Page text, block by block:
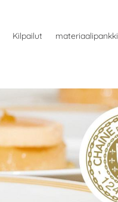
Kilpailut materiaalipankki